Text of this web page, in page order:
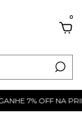
0
7% OFF NA